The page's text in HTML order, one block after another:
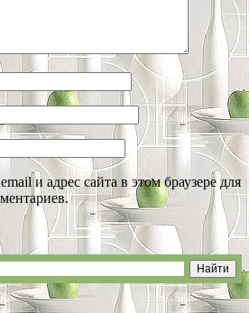
и адрес сайта в этом браузере для